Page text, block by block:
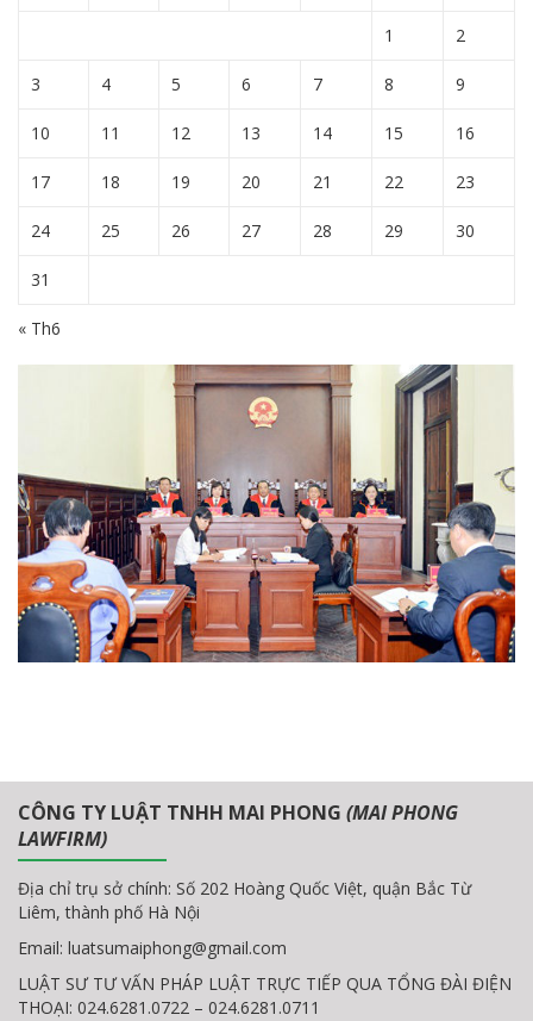
1 2
3 4 5 6 7 8 9
10 11 12 13 14 15 16
17 18 19 20 21 22 23
24 25 26 27 28 29 30
31
« Th6
CÔNG TY LUẬT TNHH MAI PHONG (MAI PHONG
LAWFIRM)
Địa chỉ trụ sở chính: Số 202 Hoàng Quốc Việt, quận Bắc Từ
Liêm, thành phố Hà Nội
Email: luatsumaiphong@gmail.com
LUẬT SƯ TƯ VẤN PHÁP LUẬT TRỰC TIẾP QUA TỔNG ĐÀI ĐIỆN
THOẠI: 024.6281.0722 – 024.6281.0711